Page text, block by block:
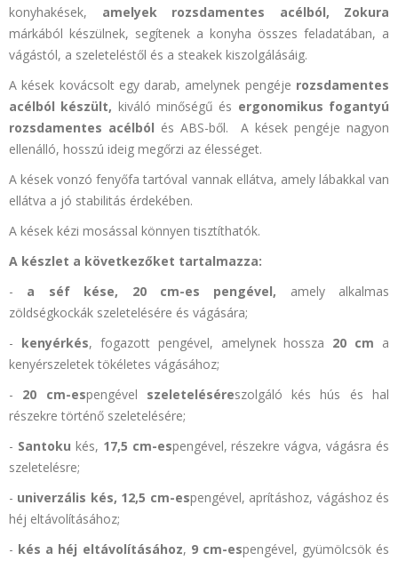
konyhakések, amelyek rozsdamentes acélból,
Zokura
márkából készülnek, segítenek a konyha összes feladatában, a
vágástól, a szeleteléstől és a steakek kiszolgálásáig.
A kések kovácsolt egy darab, amelynek pengéje rozsdamentes
acélból készült, kiváló minőségű és ergonomikus fogantyú
rozsdamentes acélból és ABS-ből.
A kések pengéje nagyon
ellenálló, hosszú ideig megőrzi az élességet.
A kések vonzó fenyőfa tartóval vannak ellátva, amely lábakkal van
ellátva a jó stabilitás érdekében.
A kések kézi mosással könnyen tisztíthatók.
A készlet a következőket tartalmazza:
- a séf kése, 20 cm-es pengével, amely alkalmas
zöldségkockák szeletelésére és vágására;
- kenyérkés, fogazott pengével, amelynek hossza 20 cm a
kenyérszeletek tökéletes vágásához;
- 20 cm-espengével szeleteléséreszolgáló kés hús és hal
részekre történő szeletelésére;
- Santoku kés, 17,5 cm-espengével, részekre vágva, vágásra és
szeletelésre;
- univerzális kés, 12,5 cm-espengével, aprításhoz, vágáshoz és
héj eltávolításához;
- kés a héj eltávolításához, 9 cm-espengével, gyümölcsök és